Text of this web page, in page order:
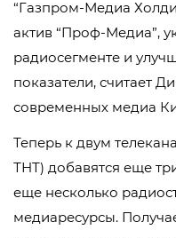
“Газпром-Медиа
актив “Проф-Медиа”,
радиосегменте и
показатели, считает
современных медиа
Теперь к двум
ТНТ) добавятся еще
еще несколько
медиаресурсы.